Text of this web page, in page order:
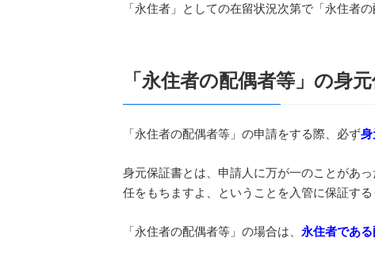
「永住者」としての在留状況次第で「永住者
「永住者の配偶者等」の身
「永住者の配偶者等」の申請をする際、必ず
身元保証書とは、申請人に万が一のことがあ
任をもちますよ、ということを入管に保証する
「永住者の配偶者等」の場合は、永住者であ